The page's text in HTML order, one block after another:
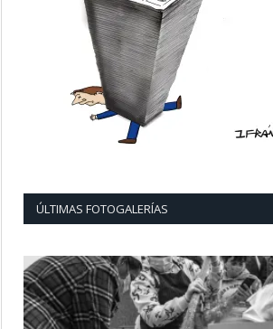
ÚLTIMAS FOTOGALERÍAS